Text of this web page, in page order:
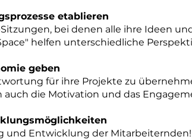
etablieren
bei denen alle ihre Ideen
helfen unterschiedliche
geben
für ihre Projekte zu
die Motivation und das
Entwicklung der Mitarbeiternden!